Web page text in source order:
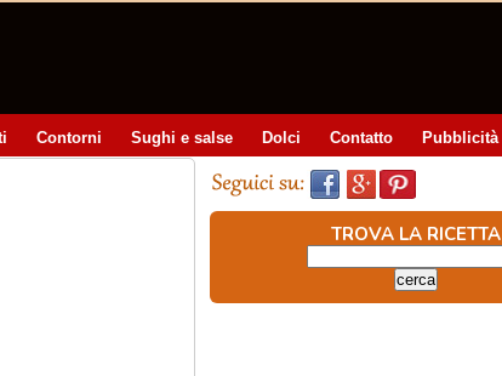
Contorni Sughi e salse Dolci Contatto Pubblicità
TROVA LA RICETTA